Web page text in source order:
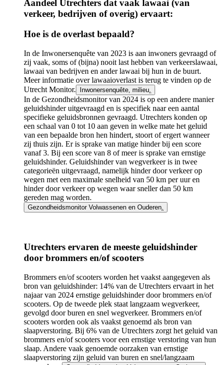
Aandeel Utrechters dat vaak lawaai (van
verkeer, bedrijven of overig) ervaart:
Infogram
Hoe is de overlast bepaald?
In de Inwonersenquête van 2023 is aan inwoners gevraagd of
zij vaak, soms of (bijna) nooit last hebben van verkeerslawaai,
lawaai van bedrijven en ander lawaai bij hun in de buurt.
Meer informatie over lawaaioverlast is terug te vinden op de
Utrecht Monitor.
Inwonersenquête, milieu
In de Gezondheidsmonitor van 2024 is op een andere manier
geluidshinder uitgevraagd en is specifiek naar een aantal
specifieke geluidsbronnen gevraagd. Utrechters konden op
een schaal van 0 tot 10 aan geven in welke mate het geluid
van een bepaalde bron hen hindert, stoort of ergert wanneer
zij thuis zijn. Er is sprake van matige hinder bij een score
vanaf 3. Bij een score van 8 of meer is sprake van ernstige
geluidshinder. Geluidshinder van wegverkeer is in twee
categorieën uitgevraagd, namelijk hinder door verkeer op
wegen met een maximale snelheid van 50 km per uur en
hinder door verkeer op wegen waar sneller dan 50 km
gereden mag worden.
Gezondheidsmonitor Volwassenen en Ouderen
Utrechters ervaren de meeste geluidshinder
door brommers en/of scooters
Brommers en/of scooters worden het vaakst aangegeven als
bron van geluidshinder: 14% van de Utrechters ervaart in het
najaar van 2024 ernstige geluidshinder door brommers en/of
scooters. Op de tweede plek staat langzaam wegverkeer,
gevolgd door buren en snel wegverkeer. Brommers en/of
scooters worden ook als vaakst genoemd als bron van
slaapverstoring. Bij 6% van de Utrechters zorgt het geluid van
brommers en/of scooters voor een ernstige verstoring van hun
slaap. Andere vaak genoemde oorzaken van ernstige
slaapverstoring zijn geluid van buren en snel/langzaam